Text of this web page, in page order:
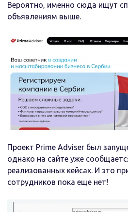
Вероятно, именно сюда ищут
объявлениям выше.
Проект Prime Adviser был
однако на сайте уже
реализованных кейсах. И это
сотрудников пока еще нет!